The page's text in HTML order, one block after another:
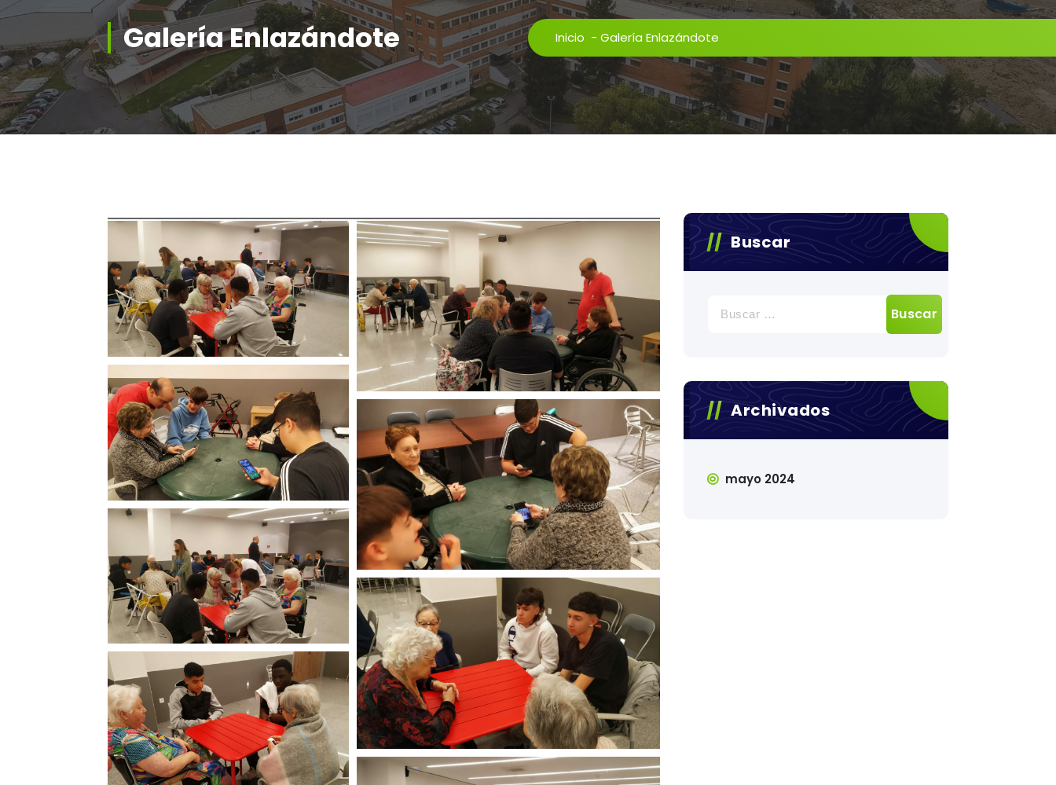
Galería Enlazándote Inicio - Galería Enlazándote
Buscar
Archivados
mayo 2024